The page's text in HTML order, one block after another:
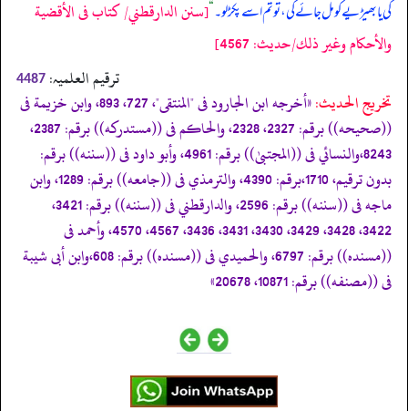
گی یا بھیڑیے کو مل جائے گی، تو تم اسے پکڑ لو۔“[سنن الدارقطني/ كتاب فى الأقضية
والأحكام وغير ذلك/حدیث: 4567]
ترقیم العلمیہ: 4487
تخریج الحدیث:
«أخرجه ابن الجارود فى "المنتقى"، 727، 893، وابن خزيمة فى
((صحيحه)) برقم: 2327، 2328، والحاكم فى ((مستدركه)) برقم: 2387،
8243،والنسائي فى ((المجتبیٰ)) برقم: 4961، وأبو داود فى ((سننه)) برقم:
بدون ترقيم، 1710،برقم: 4390، والترمذي فى ((جامعه)) برقم: 1289، وابن
ماجه فى ((سننه)) برقم: 2596، والدارقطني فى ((سننه)) برقم: 3421،
3422، 3428، 3429، 3430، 3431، 3436، 4567، 4570، وأحمد فى
((مسنده)) برقم: 6797، والحميدي فى ((مسنده)) برقم: 608،وابن أبى شيبة
فى ((مصنفه)) برقم: 10871، 20678»